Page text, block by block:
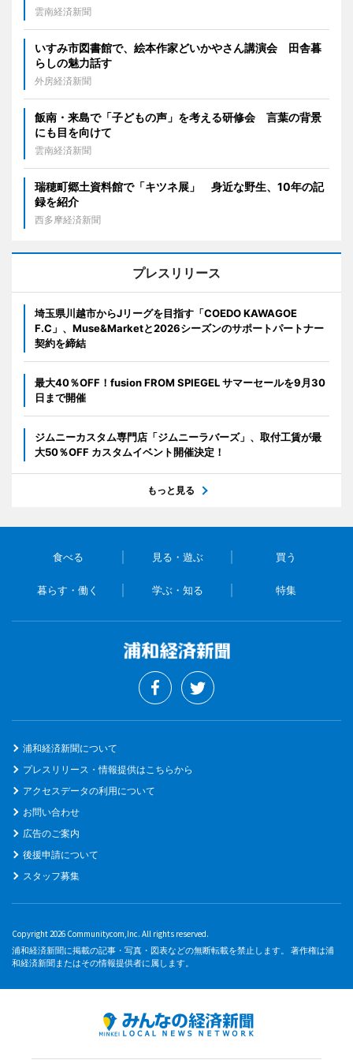
雲南経済新聞
いすみ市図書館で、絵本作家どいかやさん講演会 田舎暮
らしの魅力話す
外房経済新聞
飯南・来島で「子どもの声」を考える研修会 言葉の背景
にも目を向けて
雲南経済新聞
瑞穂町郷土資料館で「キツネ展」 身近な野生、10年の記
録を紹介
西多摩経済新聞
プレスリリース
埼玉県川越市からJリーグを目指す「COEDO KAWAGOE
F.C」、Muse&Marketと2026シーズンのサポートパートナー
契約を締結
最大40％OFF！fusion FROM SPIEGEL サマーセールを9月30
日まで開催
ジムニーカスタム専門店「ジムニーラバーズ」、取付工賃が最
大50％OFF カスタムイベント開催決定！
もっと見る
食べる 見る・遊ぶ 買う
暮らす・働く 学ぶ・知る 特集
浦和経済新聞について
プレスリリース・情報提供はこちらから
アクセスデータの利用について
お問い合わせ
広告のご案内
後援申請について
スタッフ募集
Copyright 2026 Communitycom,Inc. All rights reserved.
浦和経済新聞に掲載の記事・写真・図表などの無断転載を禁止します。 著作権は浦
和経済新聞またはその情報提供者に属します。